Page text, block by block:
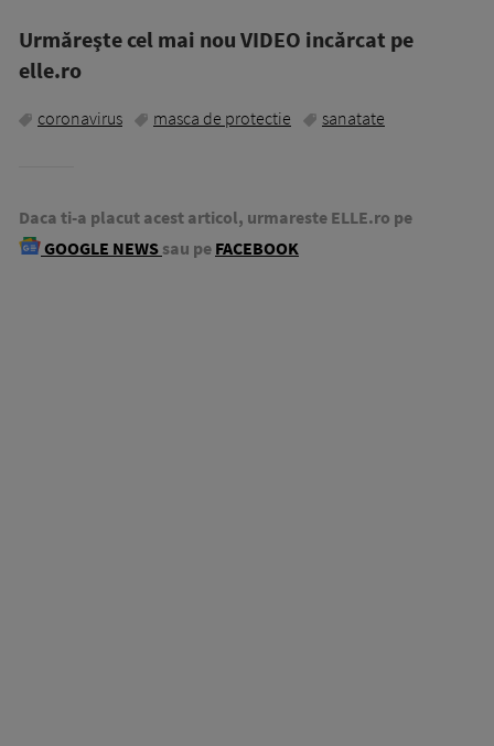
Urmăreşte cel mai nou VIDEO incărcat pe
elle.ro
coronavirus masca de protectie sanatate
Daca ti-a placut acest articol, urmareste ELLE.ro pe
GOOGLE NEWS sau pe FACEBOOK